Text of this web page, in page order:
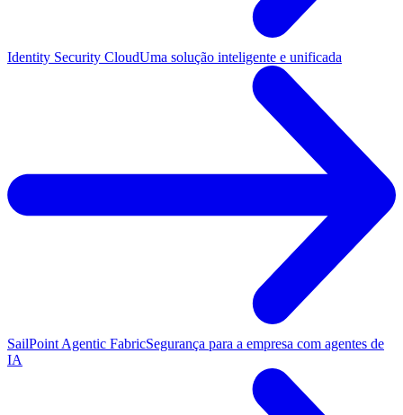
Identity Security CloudUma solução inteligente e unificada
SailPoint Agentic FabricSegurança para a empresa com agentes de
IA